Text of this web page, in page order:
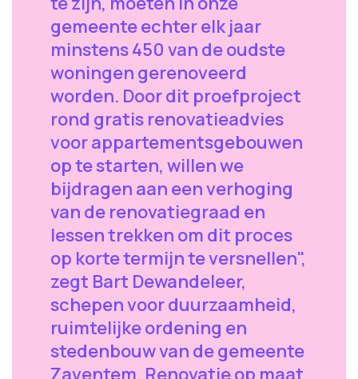
gemeente echter elk jaar
minstens 450 van de oudste
woningen gerenoveerd
worden. Door dit proefproject
rond gratis renovatieadvies
voor appartementsgebouwen
op te starten, willen we
bijdragen aan een verhoging
van de renovatiegraad en
lessen trekken om dit proces
op korte termijn te versnellen",
zegt Bart Dewandeleer,
schepen voor duurzaamheid,
ruimtelijke ordening en
stedenbouw van de gemeente